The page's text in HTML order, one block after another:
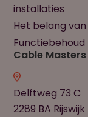
installaties
Het belang
Cable Masters
Delftweg 73 C
2289 BA Rijswijk